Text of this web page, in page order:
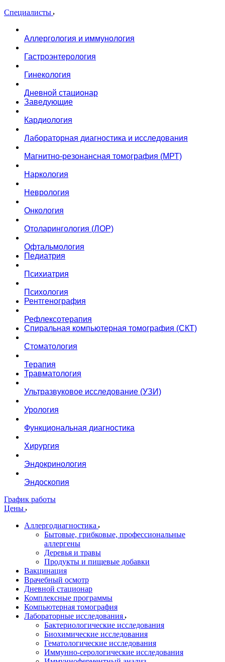
Специалисты
Аллергология и иммунология
Гастроэнтерология
Гинекология
Дневной стационар
Заведующие
Кардиология
Лабораторная диагностика и исследования
Магнитно-резонансная томография (МРТ)
Наркология
Неврология
Онкология
Отоларингология (ЛОР)
Офтальмология
Педиатрия
Психиатрия
Психология
Рентгенография
Рефлексотерапия
Спиральная компьютерная томография (СКТ)
Стоматология
Терапия
Травматология
Ультразвуковое исследование (УЗИ)
Урология
Функциональная диагностика
Хирургия
Эндокринология
Эндоскопия
График работы
Цены
Аллергодиагностика
Бытовые, грибковые, профессиональные
аллергены
Деревья и травы
Продукты и пищевые добавки
Вакцинация
Врачебный осмотр
Дневной стационар
Комплексные программы
Компьютерная томография
Лабораторные исследования
Бактериологические исследования
Биохимические исследования
Гематологические исследования
Иммунно-серологические исследования